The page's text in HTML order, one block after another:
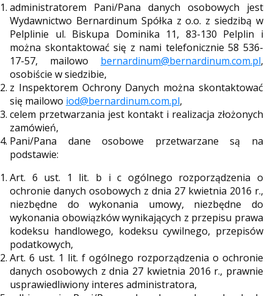
administratorem Pani/Pana danych osobowych jest
Wydawnictwo Bernardinum Spółka z o.o. z siedzibą w
Pelplinie ul. Biskupa Dominika 11, 83-130 Pelplin i
można skontaktować się z nami telefonicznie 58 536-
17-57, mailowo bernardinum@bernardinum.com.pl,
osobiście w siedzibie,
z Inspektorem Ochrony Danych można skontaktować
się mailowo iod@bernardinum.com.pl,
celem przetwarzania jest kontakt i realizacja złożonych
zamówień,
Pani/Pana dane osobowe przetwarzane są na
podstawie:
Art. 6 ust. 1 lit. b i c ogólnego rozporządzenia o
ochronie danych osobowych z dnia 27 kwietnia 2016 r.,
niezbędne do wykonania umowy, niezbędne do
wykonania obowiązków wynikających z przepisu prawa
kodeksu handlowego, kodeksu cywilnego, przepisów
podatkowych,
Art. 6 ust. 1 lit. f ogólnego rozporządzenia o ochronie
danych osobowych z dnia 27 kwietnia 2016 r., prawnie
usprawiedliwiony interes administratora,